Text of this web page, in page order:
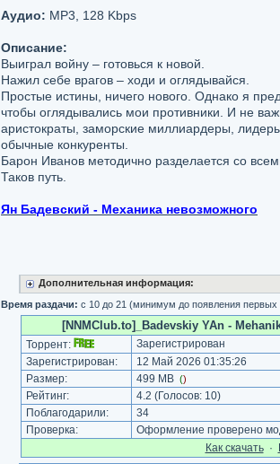
Аудио: MP3, 128 Kbps
Описание:
Выиграл войну – готовься к новой.
Нажил себе врагов – ходи и оглядывайся.
Простые истины, ничего нового. Однако я
чтобы оглядывались мои противники. И не
аристократы, заморские миллиардеры,
обычные конкуренты.
Барон Иванов методично разделается со
Таков путь.
Ян Бадевский - Механика невозможного
Дополнительная информация:
Время раздачи: с 10 до 21 (минимум до появления
[NNMClub.to]_Badevskiy YAn -
Торрент:
Зарегистрирован
Зарегистрирован:
12 Май 2026 01:35:26
Размер:
499 MB ()
Рейтинг: 4.2 (Голосов: 10)
Поблагодарили:
34
Проверка:
Оформление проверено
Как cкачать·